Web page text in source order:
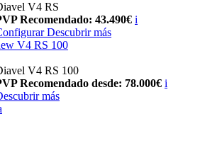
V4 RS
Recomendado: 43.490€ i
Descubrir más
V4 RS 100
V4 RS 100
Recomendado desde: 78.000€ i
más